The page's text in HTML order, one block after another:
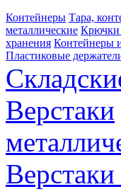
Контейнеры Тара,
металлические Крючки
хранения Контейнеры
Пластиковые
Верстаки